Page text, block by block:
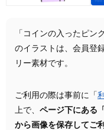
「コインの入ったピン
のイラストは、会員登
リー素材です。
ご利用の際は事前に「
上で、 ページ下にある
から画像を保存してご